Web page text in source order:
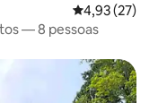
4,93 de uma
4,93 (27)
— 8 pessoas